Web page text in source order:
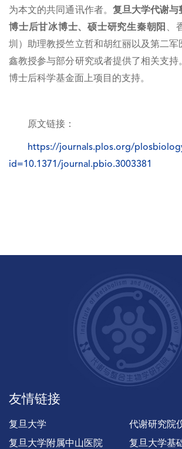
为本文的共同通讯作者。 复旦大学代谢与
博士后甘冰博士、硕士研究生秦朝阳 、
圳）助理教授竺立哲和胡红丽以及第二军
鑫教授参与部分研究或者提供了相关支持
博士后科学基金面上项目的支持。
原文链接：
https://journals.plos.org/
id=10.1371/journal.pbio.3003381
友情链接
复旦大学
代谢研究院
复旦大学附属中山医院
复旦大学基